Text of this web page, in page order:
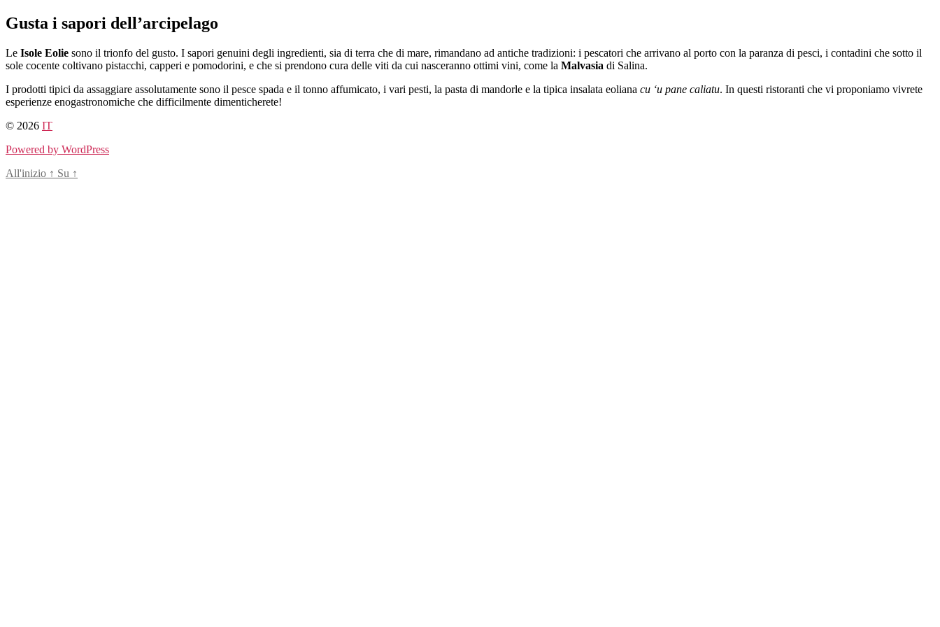
Salta
al
Gusta i sapori dell’arcipelago
Le Isole Eolie sono il trionfo del gusto. I sapori genuini degli ingredienti, sia di terra che di mare, rimandano ad antiche tradizioni: i pescatori che arrivano al porto con la paranza di pesci, i contadini che sotto il
sole cocente coltivano pistacchi, capperi e pomodorini, e che si prendono cura delle viti da cui nasceranno ottimi vini, come la Malvasia di Salina.
I prodotti tipici da assaggiare assolutamente sono il pesce spada e il tonno affumicato, i vari pesti, la pasta di mandorle e la tipica insalata eoliana cu ‘u pane caliatu. In questi ristoranti che vi proponiamo vivrete
esperienze enogastronomiche che difficilmente dimenticherete!
© 2026 IT
Powered by WordPress
All'inizio ↑ Su ↑